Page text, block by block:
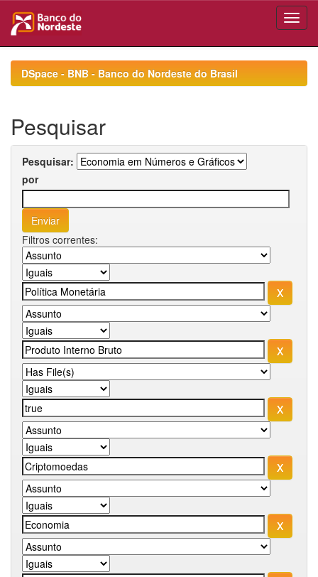
navigationDSpace - BNB - Banco do Nordeste do Brasil
Pesquisar
Pesquisar:
por
Filtros correntes: